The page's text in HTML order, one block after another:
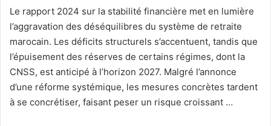
Le rapport 2024 sur la stabilité financière met en lumière
l’aggravation des déséquilibres du système de retraite
marocain. Les déficits structurels s’accentuent, tandis que
l’épuisement des réserves de certains régimes, dont la
CNSS, est anticipé à l’horizon 2027. Malgré l’annonce
d’une réforme systémique, les mesures concrètes tardent
à se concrétiser, faisant peser un risque croissant …